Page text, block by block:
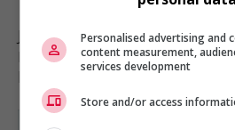
Joliette
, QC
Droit et métiers reliés à la
protection du public
Personalised advertising and
content measurement,
services development
Store and/or access